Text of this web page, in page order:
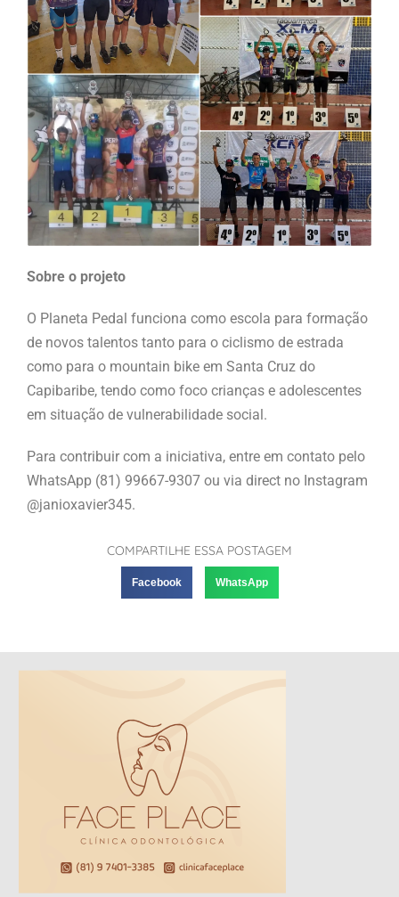
Sobre o projeto
O Planeta Pedal funciona como escola para formação
de novos talentos tanto para o ciclismo de estrada
como para o mountain bike em Santa Cruz do
Capibaribe, tendo como foco crianças e adolescentes
em situação de vulnerabilidade social.
Para contribuir com a iniciativa, entre em contato pelo
WhatsApp (81) 99667-9307 ou via direct no Instagram
@janioxavier345.
COMPARTILHE ESSA POSTAGEM
Facebook WhatsApp